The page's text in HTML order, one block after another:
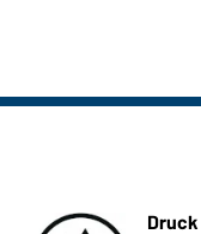
Druck